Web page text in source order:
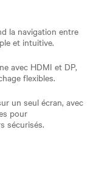
la navigation entre
et intuitive.
avec HDMI et DP,
flexibles.
un seul écran, avec
pour
sécurisés.